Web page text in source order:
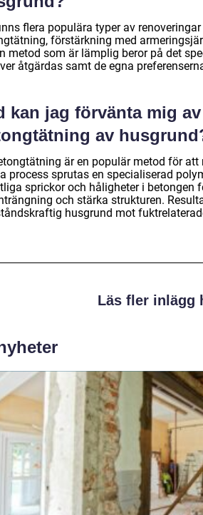
flera populära typer av
förstärkning med
metod som är lämplig beror på det
åtgärdas samt de egna
kan jag förvänta mig
av
är en populär metod för att
process sprutas en specialiserad
sprickor och håligheter i betongen
och stärka strukturen.
husgrund mot
Läs fler inlägg